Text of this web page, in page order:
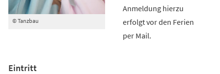
© Tanzbau
Anmeldung hierzu
erfolgt vor den Ferien
per Mail.
Eintritt